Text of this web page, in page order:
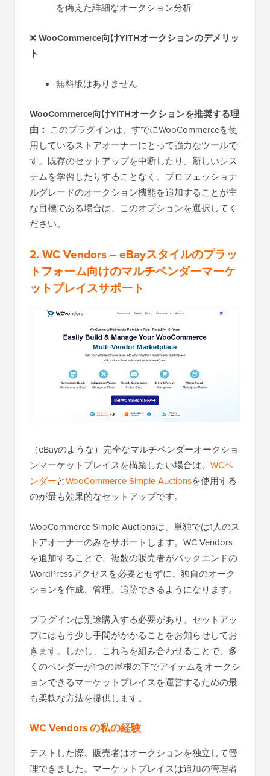
を備えた詳細なオークション分析
❌WooCommerce向けYITHオークションのデメリッ
ト
無料版はありません
WooCommerce向けYITHオークションを推奨する理
由： このプラグインは、すでにWooCommerceを使
用しているストアオーナーにとって強力なツールで
す。既存のセットアップを中断したり、新しいシス
テムを学習したりすることなく、プロフェッショナ
ルグレードのオークション機能を追加することが主
な目標である場合は、このオプションを選択してく
ださい。
2. WC Vendors– eBayスタイルのプラッ
トフォーム向けのマルチベンダーマーケ
ットプレイスサポート
（eBayのような）完全なマルチベンダーオークショ
ンマーケットプレイスを構築したい場合は、 WCベ
ンダーとWooCommerce Simple Auctionsを使用する
のが最も効果的なセットアップです。
WooCommerce Simple Auctionsは、単独では1人のス
トアオーナーのみをサポートします。WC Vendors
を追加することで、複数の販売者がバックエンドの
WordPressアクセスを必要とせずに、独自のオーク
ションを作成、管理、追跡できるようになります。
プラグインは別途購入する必要があり、セットアッ
プにはもう少し手間がかかることをお知らせしてお
きます。しかし、これらを組み合わせることで、多
くのベンダーが1つの屋根の下でアイテムをオークシ
ョンできるマーケットプレイスを運営するための最
も柔軟な方法を提供します。
WC Vendors の私の経験
テストした際、販売者はオークションを独立して管
理できました。マーケットプレイスは追加の管理者